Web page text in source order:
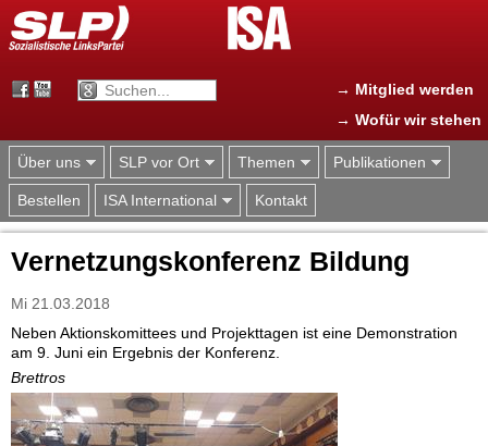
Jump to navigation
→ Mitglied werden
→ Wofür wir stehen
Über uns SLP vor Ort Themen Publikationen
Bestellen ISA International Kontakt
Vernetzungskonferenz Bildung
Mi 21.03.2018
Neben Aktionskomittees und Projekttagen ist eine Demonstration
am 9. Juni ein Ergebnis der Konferenz.
Brettros